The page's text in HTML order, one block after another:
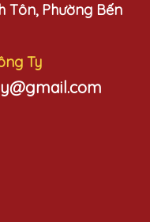
Tôn, Phường Bến
Ty